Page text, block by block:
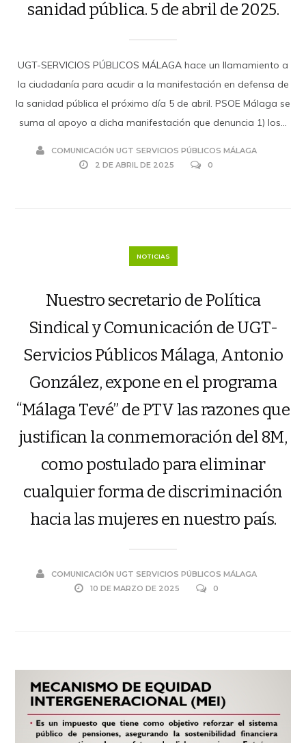
sanidad pública. 5 de abril de 2025.
UGT-SERVICIOS PÚBLICOS MÁLAGA hace un llamamiento a
la ciudadanía para acudir a la manifestación en defensa de
la sanidad pública el próximo día 5 de abril. PSOE Málaga se
suma al apoyo a dicha manifestación que denuncia 1) los...
COMUNICACIÓN UGT SERVICIOS PÚBLICOS MÁLAGA
2 DE ABRIL DE 2025
0
NOTICIAS
Nuestro secretario de Política
Sindical y Comunicación de UGT-
Servicios Públicos Málaga, Antonio
González, expone en el programa
“Málaga Tevé” de PTV las razones que
justifican la conmemoración del 8M,
como postulado para eliminar
cualquier forma de discriminación
hacia las mujeres en nuestro país.
COMUNICACIÓN UGT SERVICIOS PÚBLICOS MÁLAGA
10 DE MARZO DE 2025
0